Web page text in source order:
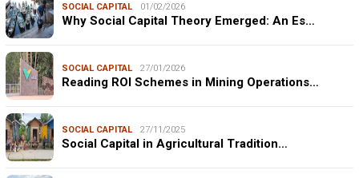
SOCIAL CAPITAL 01/02/2026
Why Social Capital Theory Emerged: An Es…
SOCIAL CAPITAL 27/01/2026
Reading ROI Schemes in Mining Operations…
SOCIAL CAPITAL 27/11/2025
Social Capital in Agricultural Tradition…